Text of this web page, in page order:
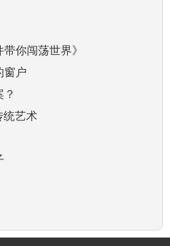
你闯荡世界》
户
统艺术